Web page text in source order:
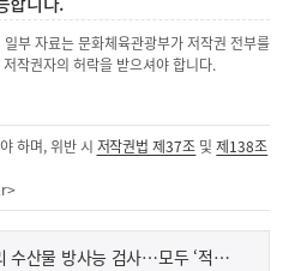
부 자료는 문화체육관광부가 저작권 전부를
작권자의 허락을 받으셔야 합니다.
하며, 위반 시 저작권법 제37조 및제138조
>
해수부 “생산·유통단계 우리 수산물 방사능 검사…모두 ‘적합’”